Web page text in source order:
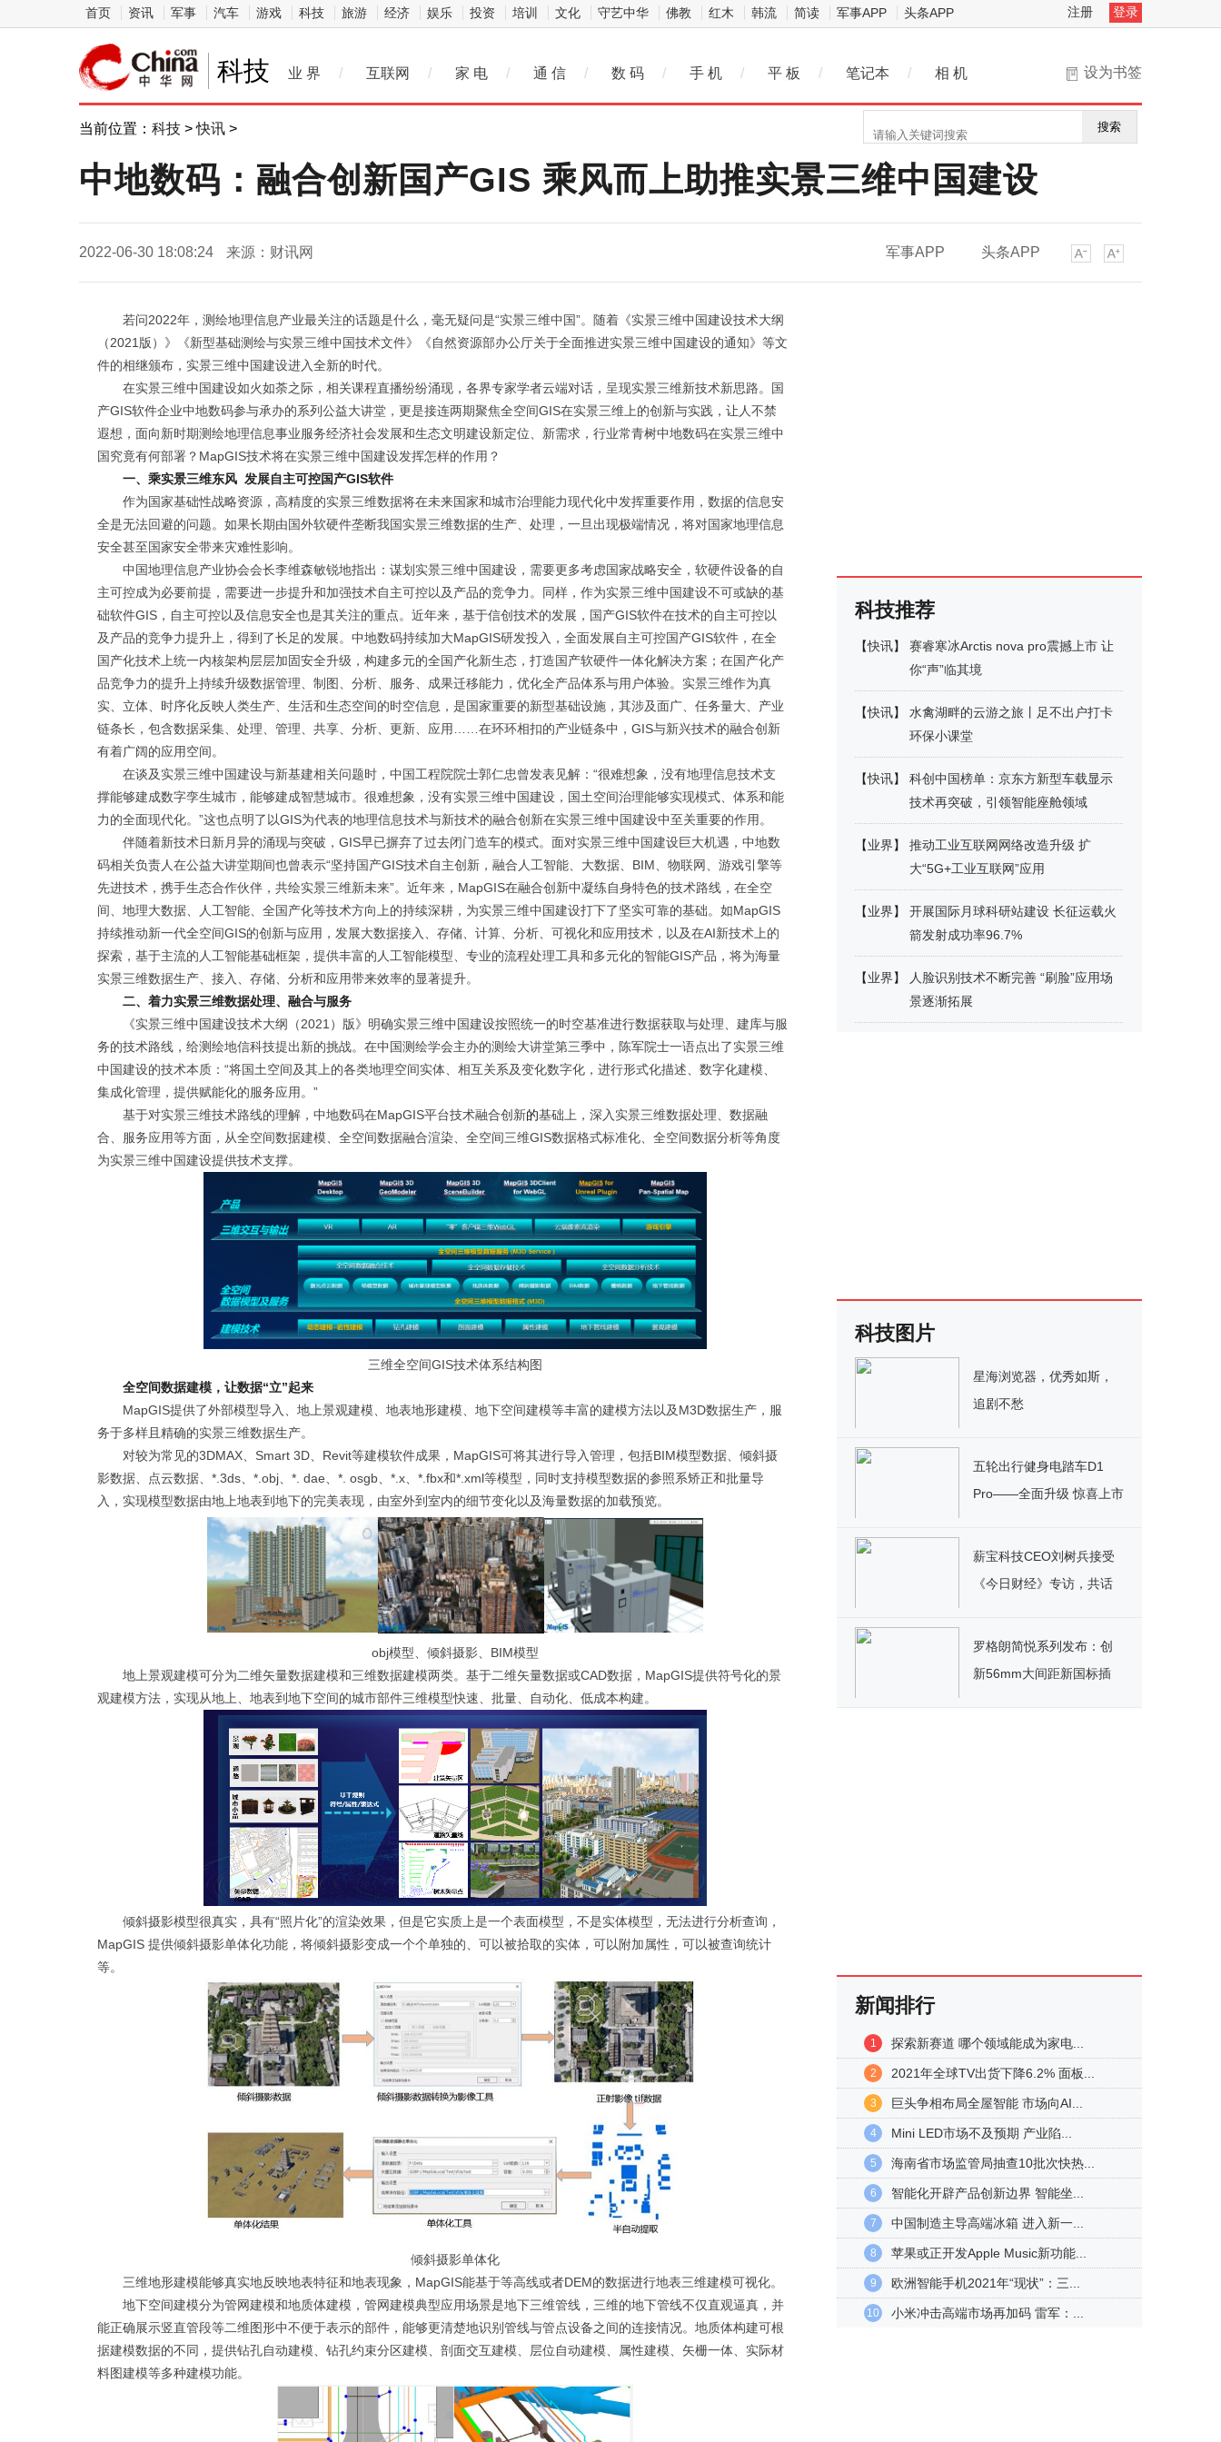
首页 资讯 军事 汽车 游戏 科技 旅游 经济 娱乐 投资 培训 文化 守艺中华 佛教 红木 韩流 简读 军事APP 头条APP 注册 登录
科技 设为书签
业 界 / 互联网 / 家 电 / 通 信 / 数 码 / 手 机 / 平 板 / 笔记本 / 相 机
当前位置： 科技 >快讯 > 搜索
中地数码：融合创新国产GIS 乘风而上助推实景三维中国建设
2022-06-30 18:08:24 来源：财讯网 军事APP 头条APP
若问2022年，测绘地理信息产业最关注的话题是什么，毫无疑问是“实景三维中国”。随着《实景三维中国建设技术大纲
（2021版）》《新型基础测绘与实景三维中国技术文件》《自然资源部办公厅关于全面推进实景三维中国建设的通知》等文
件的相继颁布，实景三维中国建设进入全新的时代。
在实景三维中国建设如火如荼之际，相关课程直播纷纷涌现，各界专家学者云端对话，呈现实景三维新技术新思路。国
产GIS软件企业中地数码参与承办的系列公益大讲堂，更是接连两期聚焦全空间GIS在实景三维上的创新与实践，让人不禁
遐想，面向新时期测绘地理信息事业服务经济社会发展和生态文明建设新定位、新需求，行业常青树中地数码在实景三维中
国究竟有何部署？MapGIS技术将在实景三维中国建设发挥怎样的作用？
一、乘实景三维东风 发展自主可控国产GIS软件
作为国家基础性战略资源，高精度的实景三维数据将在未来国家和城市治理能力现代化中发挥重要作用，数据的信息安
全是无法回避的问题。如果长期由国外软硬件垄断我国实景三维数据的生产、处理，一旦出现极端情况，将对国家地理信息
安全甚至国家安全带来灾难性影响。
中国地理信息产业协会会长李维森敏锐地指出：谋划实景三维中国建设，需要更多考虑国家战略安全，软硬件设备的自
主可控成为必要前提，需要进一步提升和加强技术自主可控以及产品的竞争力。同样，作为实景三维中国建设不可或缺的基
础软件GIS，自主可控以及信息安全也是其关注的重点。近年来，基于信创技术的发展，国产GIS软件在技术的自主可控以
及产品的竞争力提升上，得到了长足的发展。中地数码持续加大MapGIS研发投入，全面发展自主可控国产GIS软件，在全
国产化技术上统一内核架构层层加固安全升级，构建多元的全国产化新生态，打造国产软硬件一体化解决方案；在国产化产
品竞争力的提升上持续升级数据管理、制图、分析、服务、成果迁移能力，优化全产品体系与用户体验。实景三维作为真
实、立体、时序化反映人类生产、生活和生态空间的时空信息，是国家重要的新型基础设施，其涉及面广、任务量大、产业
链条长，包含数据采集、处理、管理、共享、分析、更新、应用……在环环相扣的产业链条中，GIS与新兴技术的融合创新
有着广阔的应用空间。
在谈及实景三维中国建设与新基建相关问题时，中国工程院院士郭仁忠曾发表见解：“很难想象，没有地理信息技术支
撑能够建成数字孪生城市，能够建成智慧城市。很难想象，没有实景三维中国建设，国土空间治理能够实现模式、体系和能
力的全面现代化。”这也点明了以GIS为代表的地理信息技术与新技术的融合创新在实景三维中国建设中至关重要的作用。
伴随着新技术日新月异的涌现与突破，GIS早已摒弃了过去闭门造车的模式。面对实景三维中国建设巨大机遇，中地数
码相关负责人在公益大讲堂期间也曾表示“坚持国产GIS技术自主创新，融合人工智能、大数据、BIM、物联网、游戏引擎等
先进技术，携手生态合作伙伴，共绘实景三维新未来”。近年来，MapGIS在融合创新中凝练自身特色的技术路线，在全空
间、地理大数据、人工智能、全国产化等技术方向上的持续深耕，为实景三维中国建设打下了坚实可靠的基础。如MapGIS
持续推动新一代全空间GIS的创新与应用，发展大数据接入、存储、计算、分析、可视化和应用技术，以及在AI新技术上的
探索，基于主流的人工智能基础框架，提供丰富的人工智能模型、专业的流程处理工具和多元化的智能GIS产品，将为海量
实景三维数据生产、接入、存储、分析和应用带来效率的显著提升。
二、着力实景三维数据处理、融合与服务
《实景三维中国建设技术大纲（2021）版》明确实景三维中国建设按照统一的时空基准进行数据获取与处理、建库与服
务的技术路线，给测绘地信科技提出新的挑战。在中国测绘学会主办的测绘大讲堂第三季中，陈军院士一语点出了实景三维
中国建设的技术本质：“将国土空间及其上的各类地理空间实体、相互关系及变化数字化，进行形式化描述、数字化建模、
集成化管理，提供赋能化的服务应用。”
基于对实景三维技术路线的理解，中地数码在MapGIS平台技术融合创新的基础上，深入实景三维数据处理、数据融
合、服务应用等方面，从全空间数据建模、全空间数据融合渲染、全空间三维GIS数据格式标准化、全空间数据分析等角度
为实景三维中国建设提供技术支撑。
三维全空间GIS技术体系结构图
全空间数据建模，让数据“立”起来
MapGIS提供了外部模型导入、地上景观建模、地表地形建模、地下空间建模等丰富的建模方法以及M3D数据生产，服
务于多样且精确的实景三维数据生产。
对较为常见的3DMAX、Smart 3D、Revit等建模软件成果，MapGIS可将其进行导入管理，包括BIM模型数据、倾斜摄
影数据、点云数据、*.3ds、*.obj、*. dae、*. osgb、*.x、*.fbx和*.xml等模型，同时支持模型数据的参照系矫正和批量导
入，实现模型数据由地上地表到地下的完美表现，由室外到室内的细节变化以及海量数据的加载预览。
obj模型、倾斜摄影、BIM模型
地上景观建模可分为二维矢量数据建模和三维数据建模两类。基于二维矢量数据或CAD数据，MapGIS提供符号化的景
观建模方法，实现从地上、地表到地下空间的城市部件三维模型快速、批量、自动化、低成本构建。
倾斜摄影模型很真实，具有“照片化”的渲染效果，但是它实质上是一个表面模型，不是实体模型，无法进行分析查询，
MapGIS 提供倾斜摄影单体化功能，将倾斜摄影变成一个个单独的、可以被拾取的实体，可以附加属性，可以被查询统计
等。
倾斜摄影单体化
三维地形建模能够真实地反映地表特征和地表现象，MapGIS能基于等高线或者DEM的数据进行地表三维建模可视化。
地下空间建模分为管网建模和地质体建模，管网建模典型应用场景是地下三维管线，三维的地下管线不仅直观逼真，并
能正确展示竖直管段等二维图形中不便于表示的部件，能够更清楚地识别管线与管点设备之间的连接情况。地质体构建可根
据建模数据的不同，提供钻孔自动建模、钻孔约束分区建模、剖面交互建模、层位自动建模、属性建模、矢栅一体、实际材
料图建模等多种建模功能。
科技推荐
【快讯】
赛睿寒冰Arctis nova pro震撼上市 让
你“声”临其境
【快讯】
水禽湖畔的云游之旅丨足不出户打卡
环保小课堂
【快讯】
科创中国榜单：京东方新型车载显示
技术再突破，引领智能座舱领域
【业界】
推动工业互联网网络改造升级 扩
大“5G+工业互联网”应用
【业界】
开展国际月球科研站建设 长征运载火
箭发射成功率96.7%
【业界】
人脸识别技术不断完善 “刷脸”应用场
景逐渐拓展
科技图片
星海浏览器，优秀如斯，
追剧不愁
五轮出行健身电踏车D1
Pro——全面升级 惊喜上市
薪宝科技CEO刘树兵接受
《今日财经》专访，共话
罗格朗简悦系列发布：创
新56mm大间距新国标插
新闻排行
1 探索新赛道 哪个领域能成为家电...
2 2021年全球TV出货下降6.2% 面板...
3 巨头争相布局全屋智能 市场向AI...
4 Mini LED市场不及预期 产业陷...
5 海南省市场监管局抽查10批次快热...
6 智能化开辟产品创新边界 智能坐...
7 中国制造主导高端冰箱 进入新一...
8 苹果或正开发Apple Music新功能...
9 欧洲智能手机2021年“现状”：三...
10 小米冲击高端市场再加码 雷军：...